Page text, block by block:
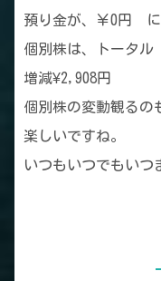
預り金が、￥0円
個別株は、トータ
増減¥2,908円
個別株の変動観るの
楽しいですね。
いつもいつでもいつ